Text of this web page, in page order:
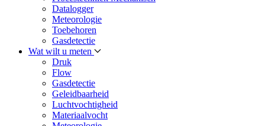
Datalogger
Meteorologie
Toebehoren
Gasdetectie
Wat wilt u meten
Druk
Flow
Gasdetectie
Geleidbaarheid
Luchtvochtigheid
Materiaalvocht